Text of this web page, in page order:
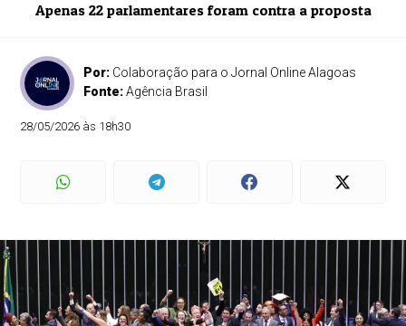
Apenas 22 parlamentares foram contra a proposta
Por: Colaboração para o Jornal Online Alagoas
Fonte:Agência Brasil
28/05/2026 às 18h30